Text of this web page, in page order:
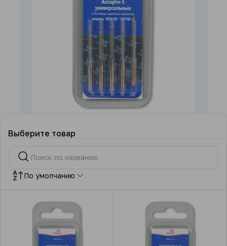
Выберите товар
По умолчанию